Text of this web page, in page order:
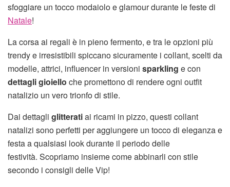
sfoggiare un tocco modaiolo e glamour durante le feste di
Natale!
La corsa ai regali è in pieno fermento, e tra le opzioni più
trendy e irresistibili spiccano sicuramente i collant, scelti da
modelle, attrici, influencer in versioni sparkling e con
dettagli gioiello che promettono di rendere ogni outfit
natalizio un vero trionfo di stile.
Dai dettagli glitteratiai ricami in pizzo, questi collant
natalizi sono perfetti per aggiungere un tocco di eleganza e
festa a qualsiasi look durante il periodo delle
festività. Scopriamo insieme come abbinarli con stile
secondo i consigli delle Vip!